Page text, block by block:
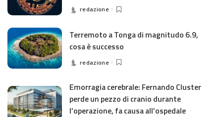
Postedredazione
Terremoto a Tonga di magnitudo 6.9,
cosa è successo
Postedredazione
Emorragia cerebrale: Fernando Cluster
perde un pezzo di cranio durante
l’operazione, fa causa all’ospedale